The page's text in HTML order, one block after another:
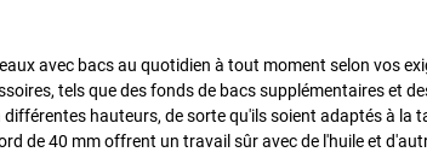
avec bacs au quotidien à tout moment selon vos
tels que des fonds de bacs supplémentaires et
hauteurs, de sorte qu'ils soient adaptés à la
de 40 mm offrent un travail sûr avec de l'huile et